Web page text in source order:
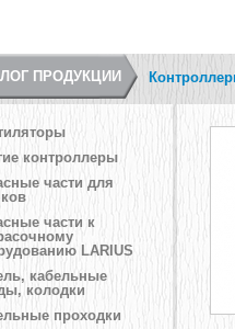
ПРОДУКЦИИ
контроллеры
части для
части к
LARIUS
кабельные
колодки
проходки